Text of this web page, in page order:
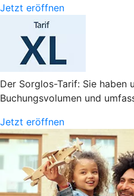
Jetzt eröffnen
Der Sorglos-Tarif: Sie haben
Buchungsvolumen und
Jetzt eröffnen